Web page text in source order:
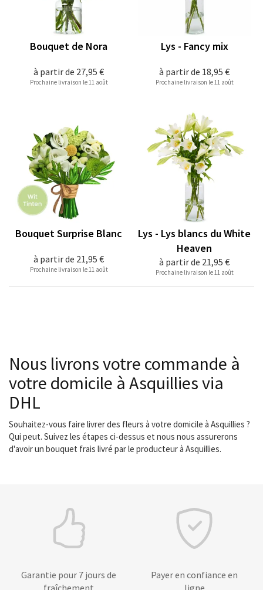
à partir de 27,95 €
Bouquet de Nora
Prochaine livraison le 11 août
à partir de 18,95 €
Lys - Fancy mix
Prochaine livraison le 11 août
à partir de 21,95 €
Bouquet Surprise Blanc
Prochaine livraison le 11 août
à partir de 21,95 €
Lys - Lys blancs du White
Heaven
Prochaine livraison le 11 août
Nous livrons votre commande à
votre domicile à Asquillies via
DHL
Souhaitez-vous faire livrer des fleurs à votre domicile à Asquillies ?
Qui peut. Suivez les étapes ci-dessus et nous nous assurerons
d'avoir un bouquet frais livré par le producteur à Asquillies.
Garantie pour 7 jours de
fraîchement
Payer en confiance en
ligne